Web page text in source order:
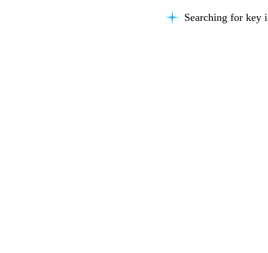
Searching for key